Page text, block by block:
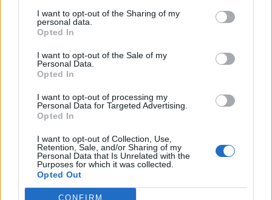
I want to opt-out of the Sharing of my
personal data.
Opted In
I want to opt-out of the Sale of my
Personal Data.
Opted In
I want to opt-out of processing my
Personal Data for Targeted Advertising.
Opted In
I want to opt-out of Collection, Use,
Retention, Sale, and/or Sharing of my
Personal Data that Is Unrelated with the
Purposes for which it was collected.
Opted Out
CONFIRM
ULTIMI ARTICOLI
Romeo arrivano “Le nozze di Figaro” di
Mozart per Vicenza in Lirica
Sanpaolo di Vicenza aperte gratis